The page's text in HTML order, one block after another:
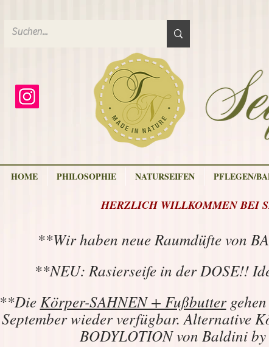
HOME PHILOSOPHIE NATURSEIFEN PFLEGEN/
HERZLICH WILLKOMMEN BEI
**Wir haben neue Raumdüfte von
**NEU: Rasierseife in der DOSE!!
**DieKörper-SAHNEN + Fußbutter
September wieder verfügbar. Alternative
BODYLOTION von Baldini by